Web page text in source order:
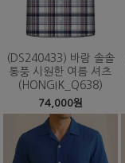
(DS240433) 바람 솔솔
통풍 시원한 여름 셔츠
(HONGIK_Q638)
74,000원